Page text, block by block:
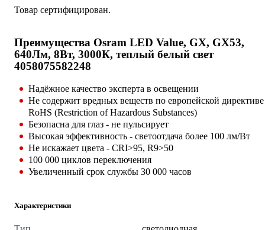
Товар сертифицирован.
Преимущества Osram LED Value, GX, GX53,
640Лм, 8Вт, 3000К, теплый белый свет
4058075582248
Надёжное качество эксперта в освещении
Не содержит вредных веществ по европейской директиве
RoHS (Restriction of Hazardous Substances)
Безопасна для глаз - не пульсирует
Высокая эффективность - светоотдача более 100 лм/Вт
Не искажает цвета - CRI>95, R9>50
100 000 циклов переключения
Увеличенный срок службы 30 000 часов
Характеристики